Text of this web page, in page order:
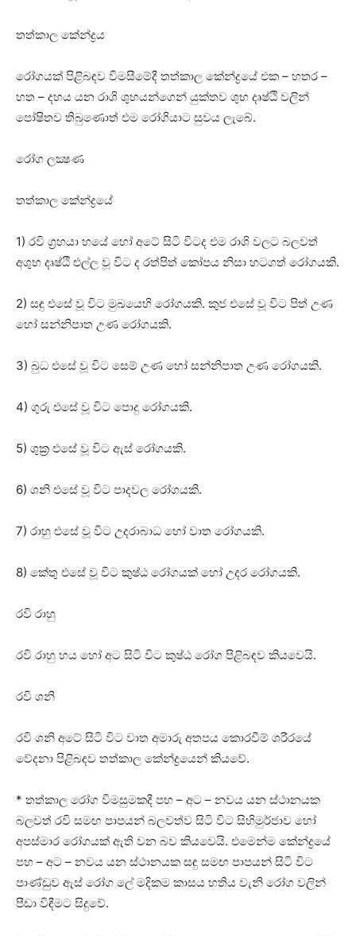
තත්කාල කේන්ද්‍රය
රෝගයක්‌ පිළිබඳව විමසීමේදී තත්කාල කේන්ද්‍රයේ එක – හතර –
හත – දහය යන රාශි ශුභයන්ගෙන් යුක්‌තව ශුභ දෘෂ්ඨි වලින්
පෝෂිතව තිබුණොත් එම රෝගියාට සුවය ලැබේ.
රෝග ලක්‍ෂණ
තත්කාල කේන්ද්‍රයේ
1) රවි ග්‍රහයා හයේ හෝ අටේ සිටි විටද එම රාශි වලට බලවත්
අශුභ දෘෂ්ඨි එල්ල වූ විට ද රත්පිත් කෝපය නිසා හටගත් රෝගයකි.
2) සඳු එසේ වූ විට මුඛයෙහි රෝගයකි. කුජ එසේ වූ විට පිත් උණ
හෝ සන්නිපාත උණ රෝගයකි.
3) බුධ එසේ වූ විට සෙම් උණ හෝ සන්නිපාත උණ රෝගයකි.
4) ගුරු එසේ වූ විට පොදු රෝගයකි.
5) ශුක්‍ර එසේ වූ විට ඇස්‌ රෝගයකි.
6) ශනි එසේ වූ විට පාදවල රෝගයකි.
7) රාහු එසේ වූ විට උදරාබාධ හෝ වාත රෝගයකි.
8) කේතු එසේ වූ විට කුෂ්ඨ රෝගයක්‌ හෝ උදර රෝගයකි.
රවි රාහු
රවි රාහු හය හෝ අට සිටි විට කුෂ්ඨ රෝග පිළිබඳව කියවෙයි.
රවි ශනි
රවි ශනි අටේ සිටි විට වාත අමාරු අතපය කොරවීම් ශරීරයේ
වේදනා පිළිබඳව තත්කාල කේන්ද්‍රයෙන් කියවේ.
* තත්කාල රෝග විමසුමකදී පහ – අට – නවය යන ස්‌ථානයක
බලවත් රවි සමඟ පාපයන් බලවත්ව සිටි විට සිහිමුර්ජාව හෝ
අපස්‌මාර රෝගයක්‌ ඇති වන බව කියවෙයි. එමෙන්ම කේන්ද්‍රයේ
පහ – අට – නවය යන ස්‌ථානයක සඳු සමඟ පාපයන් සිටි විට
පාණ්‌ඩුව ඇස්‌ රෝග ලේ මදිකම කාසය හතිය වැනි රෝග වලින්
පීඩා විඳීමට සිදුවේ.